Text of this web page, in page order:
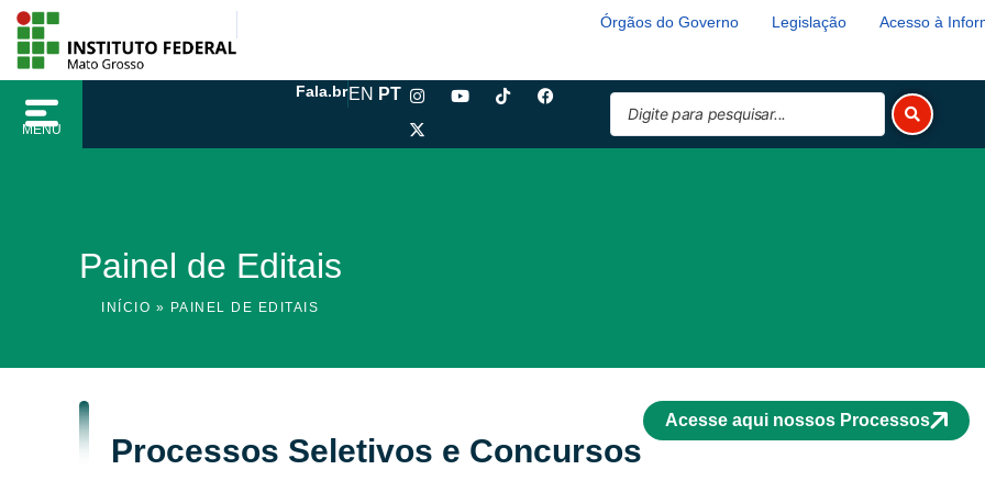
conteúdo
para
conteúdo
Órgãos do Governo Legislação Acesso à
MENU
Fala.brEN PT
I
n
s
t
a
Y
o
u
T
i
o
F
a
b
X
-
t
w
i
Pesquisar
Painel de Editais
INÍCIO » PAINEL DE EDITAIS
Processos Seletivos e Concursos
Acesse aqui nossos Processos